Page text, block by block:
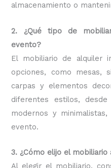
almacenamiento o
2. ¿Qué tipo de
evento?
El mobiliario de alquiler
opciones, como mesas,
carpas y elementos
diferentes estilos,
modernos y
evento.
3. ¿Cómo elijo el
Al elegir el mobiliario,